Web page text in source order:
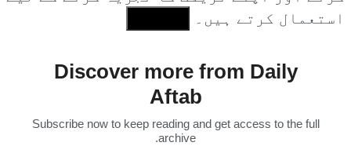
استعمال کرتے ہیں۔
Discover more from Daily
Aftab
Subscribe now to keep reading and get access to the full
archive.